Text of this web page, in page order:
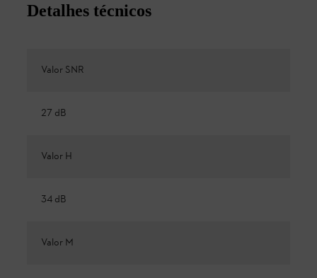
Detalhes técnicos
Valor SNR
27 dB
Valor H
34 dB
Valor M